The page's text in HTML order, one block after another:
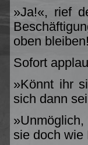
»Ja!«, rief
oben
Sofort
»Könnt ihr
sich dann
sie doch wie